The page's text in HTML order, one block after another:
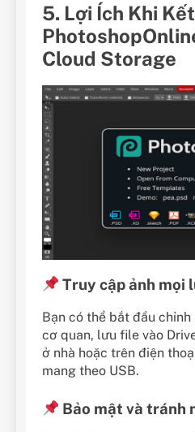
5. Lợi Ích Khi
Cloud Storage
Truy cập ảnh mọi
Bạn có thể bắt đầu
cơ quan, lưu file vào
ở nhà hoặc trên điện
mang theo USB.
Bảo mật và tránh